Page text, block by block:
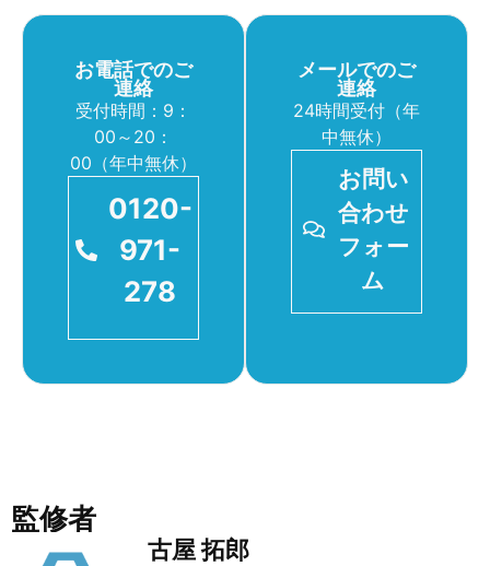
お電話でのご
連絡
受付時間：9：
00～20：
00（年中無休）
0120-
971-
278
メールでのご
連絡
24時間受付（年
中無休）
お問い
合わせ
フォー
ム
監修者
古屋 拓郎